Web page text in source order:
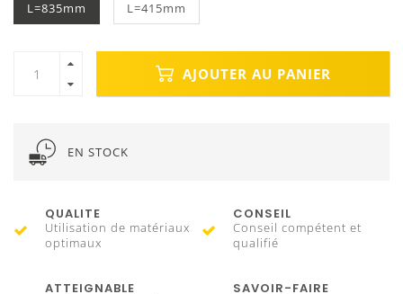
L=835mm L=415mm
AJOUTER AU PANIER
EN STOCK
QUALITE
Utilisation de matériaux
optimaux
CONSEIL
Conseil compétent et
qualifié
ATTEIGNABLE SAVOIR-FAIRE